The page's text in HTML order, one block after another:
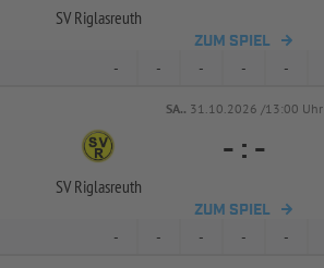
SV Riglasreuth
ZUM SPIEL
- - - - -
SA.. 31.10.2026 /13:00 Uhr
SV Riglasreuth
- : -
ZUM SPIEL
- - - - -